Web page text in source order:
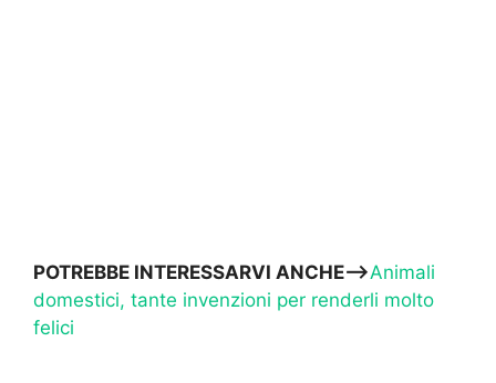
POTREBBE INTERESSARVI ANCHE—>Animali
domestici, tante invenzioni per renderli molto
felici